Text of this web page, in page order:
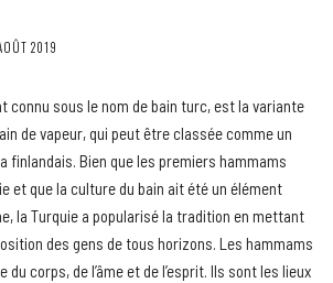
2019
connu sous le nom de bain turc, est la variante
de vapeur, qui peut être classée comme un
finlandais. Bien que les premiers hammams
et que la culture du bain ait été un élément
la Turquie a popularisé la tradition en mettant
des gens de tous horizons. Les hammams
corps, de l’âme et de l’esprit. Ils sont les lieux